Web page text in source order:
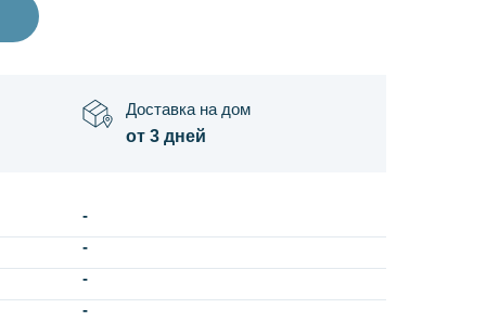
от 3 дней
Доставка на дом
-
-
-
-